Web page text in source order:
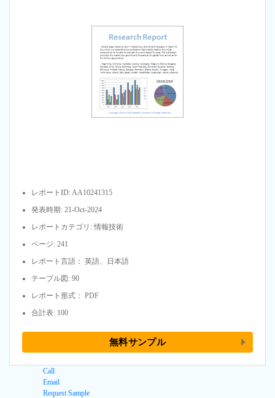
レポートID: AA10241315
発表時期: 21-Oct-2024
レポートカテゴリ: 情報技術
ページ: 241
レポート言語： 英語、日本語
テーブル図: 90
レポート形式： PDF
合計表: 100
無料サンプル
Call
Email
Request Sample